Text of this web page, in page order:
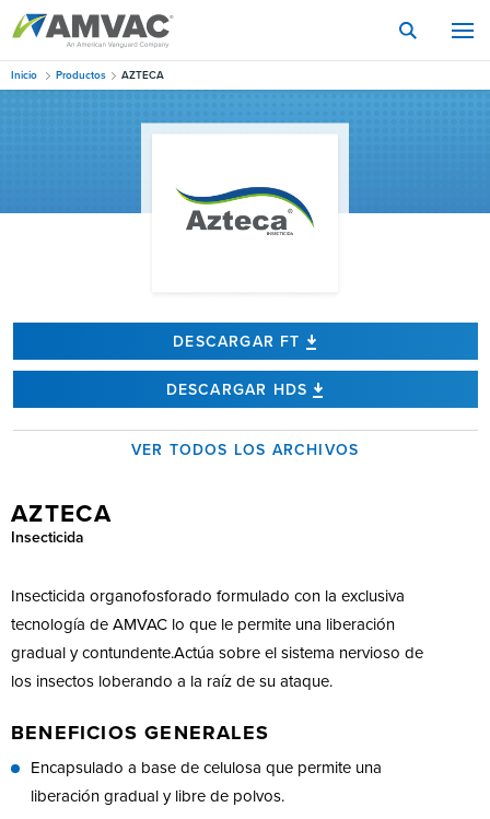
Skip
content
Inicio Productos AZTECA
DESCARGAR FT
DESCARGAR HDS
VER TODOS LOS ARCHIVOS
AZTECA
Insecticida
Insecticida organofosforado formulado con la exclusiva
tecnología de AMVAC lo que le permite una liberación
gradual y contundente.Actúa sobre el sistema nervioso de
los insectos loberando a la raíz de su ataque.
BENEFICIOS GENERALES
Encapsulado a base de celulosa que permite una
liberación gradual y libre de polvos.